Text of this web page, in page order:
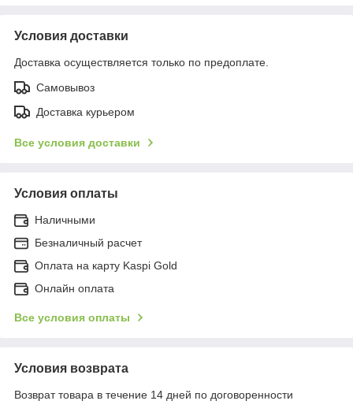
Условия доставки
Доставка осуществляется только по предоплате.
Самовывоз
Доставка курьером
Все условия доставки
Условия оплаты
Наличными
Безналичный расчет
Оплата на карту Kaspi Gold
Онлайн оплата
Все условия оплаты
Условия возврата
Возврат товара в течение 14 дней по договоренности